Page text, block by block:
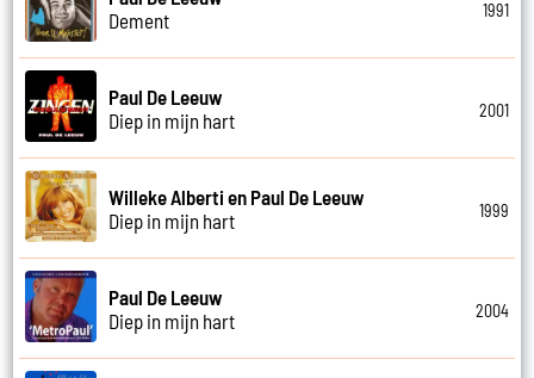
Dement
1991
Paul De Leeuw
Diep in mijn hart
2001
Willeke Alberti en Paul De Leeuw
Diep in mijn hart
1999
Paul De Leeuw
Diep in mijn hart
2004